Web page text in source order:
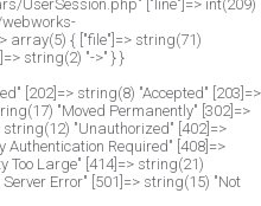
UserSession.php" ["line"]=> int(209)
array(5) { ["file"]=> string(71)
string(2) "->" } }
[202]=> string(8) "Accepted" [203]=>
"Moved Permanently" [302]=>
"Unauthorized" [402]=>
Authentication Required" [408]=>
Too Large" [414]=> string(21)
Error" [501]=> string(15) "Not